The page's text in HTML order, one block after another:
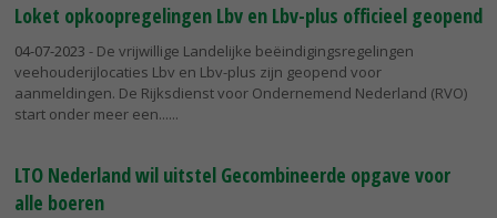
Loket opkoopregelingen Lbv en Lbv-plus officieel geopend
04-07-2023 - De vrijwillige Landelijke beëindigingsregelingen
veehouderijlocaties Lbv en Lbv-plus zijn geopend voor
aanmeldingen. De Rijksdienst voor Ondernemend Nederland (RVO)
start onder meer een...
LTO Nederland wil uitstel Gecombineerde opgave voor
alle boeren